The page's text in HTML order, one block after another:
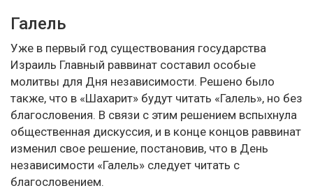
Галель
Уже в первый год существования государства
Израиль Главный раввинат составил особые
молитвы для Дня независимости. Решено было
также, что в «Шахарит» будут читать «Галель», но без
благословения. В связи с этим решением вспыхнула
общественная дискуссия, и в конце концов раввинат
изменил свое решение, постановив, что в День
независимости «Галель» следует читать с
благословением.